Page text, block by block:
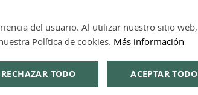
del usuario. Al utilizar nuestro sitio web,
Política de cookies. Más información
ACEPTAR TODO
RECHAZAR TODO